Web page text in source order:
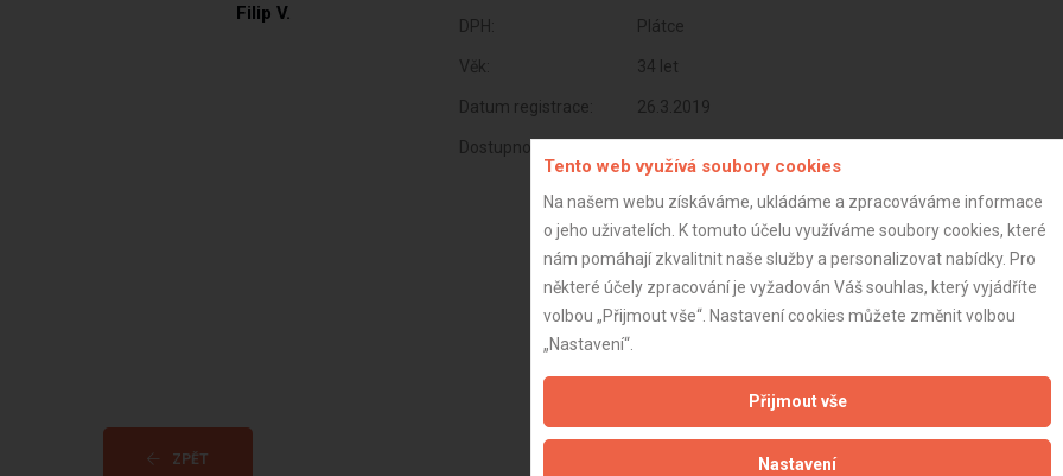
Filip V.
DPH: Plátce
Věk: 34 let
Datum registrace: 26.3.2019
Dostupnost:
ZPĚT Aktualizováno z portálu ARES dne 02.01.2024 03:45:09
Tento web využívá soubory cookies
Na našem webu získáváme, ukládáme a zpracováváme informace
o jeho uživatelích. K tomuto účelu využíváme soubory cookies, které
nám pomáhají zkvalitnit naše služby a personalizovat nabídky. Pro
některé účely zpracování je vyžadován Váš souhlas, který vyjádříte
volbou „Přijmout vše“. Nastavení cookies můžete změnit volbou
„Nastavení“.
Přijmout vše
Nastavení